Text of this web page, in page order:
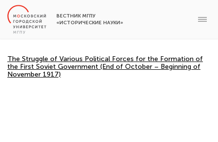
ВЕСТНИК МГПУ
«ИСТОРИЧЕСКИЕ НАУКИ»
The Struggle of Various Political Forces for the Formation of
the First Soviet Government (End of October – Beginning of
November 1917)